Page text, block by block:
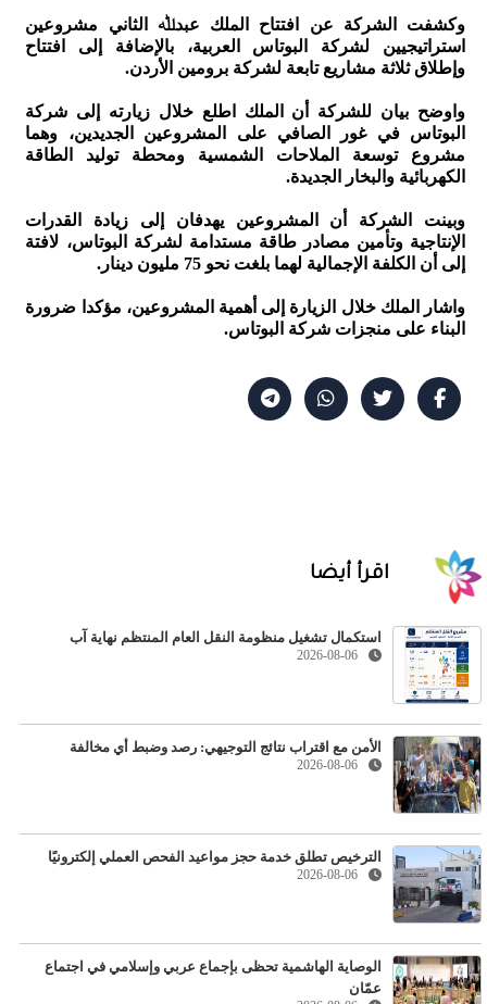
وكشفت الشركة عن افتتاح الملك عبدﷲ الثاني مشروعين
استراتيجيين لشركة البوتاس العربية، بالإضافة إلى افتتاح
وإطلاق ثلاثة مشاريع تابعة لشركة برومين الأردن.
واوضح بيان للشركة أن الملك اطلع خلال زيارته إلى شركة
البوتاس في غور الصافي على المشروعين الجديدين، وهما
مشروع توسعة الملاحات الشمسية ومحطة توليد الطاقة
الكهربائية والبخار الجديدة.
وبينت الشركة أن المشروعين يهدفان إلى زيادة القدرات
الإنتاجية وتأمين مصادر طاقة مستدامة لشركة البوتاس، لافتة
إلى أن الكلفة الإجمالية لهما بلغت نحو 75 مليون دينار.
واشار الملك خلال الزيارة إلى أهمية المشروعين، مؤكدا ضرورة
البناء على منجزات شركة البوتاس.
اقرأ أيضا
استكمال تشغيل منظومة النقل العام المنتظم نهاية آب
2026-08-06
الأمن مع اقتراب نتائج التوجيهي: رصد وضبط أي مخالفة
2026-08-06
الترخيص تطلق خدمة حجز مواعيد الفحص العملي إلكترونيًا
2026-08-06
الوصاية الهاشمية تحظى بإجماع عربي وإسلامي في اجتماع
عمّان